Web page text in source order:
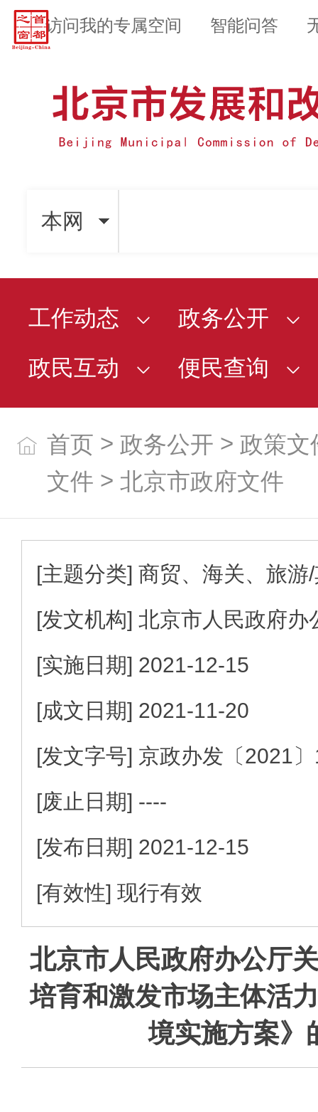
访问我的专属空间 智能问答
本网
工作动态
政务公开
政民互动
便民查询
首页 > 政务公开 > 政策文
文件 > 北京市政府文件
[主题分类] 商贸、海关、旅游
[发文机构] 北京市人民政府办
[实施日期] 2021-12-15
[成文日期] 2021-11-20
[发文字号] 京政办发 〔2021〕
[废止日期] ----
[发布日期] 2021-12-15
[有效性] 现行有效
北京市人民政府办公厅
培育和激发市场主体活
境实施方案》